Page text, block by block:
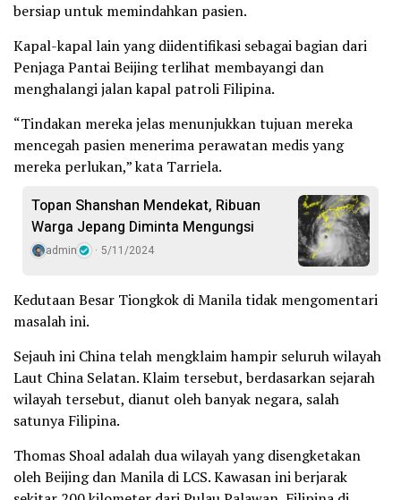
bersiap untuk memindahkan pasien.
Kapal-kapal lain yang diidentifikasi sebagai bagian dari
Penjaga Pantai Beijing terlihat membayangi dan
menghalangi jalan kapal patroli Filipina.
“Tindakan mereka jelas menunjukkan tujuan mereka
mencegah pasien menerima perawatan medis yang
mereka perlukan,” kata Tarriela.
Topan Shanshan Mendekat, Ribuan
Warga Jepang Diminta Mengungsi
admin 5/11/2024
Kedutaan Besar Tiongkok di Manila tidak mengomentari
masalah ini.
Sejauh ini China telah mengklaim hampir seluruh wilayah
Laut China Selatan. Klaim tersebut, berdasarkan sejarah
wilayah tersebut, dianut oleh banyak negara, salah
satunya Filipina.
Thomas Shoal adalah dua wilayah yang disengketakan
oleh Beijing dan Manila di LCS. Kawasan ini berjarak